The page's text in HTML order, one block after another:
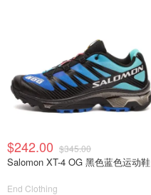
$242.00 $345.00
Salomon XT-4 OG 黑色蓝色运动鞋
End Clothing